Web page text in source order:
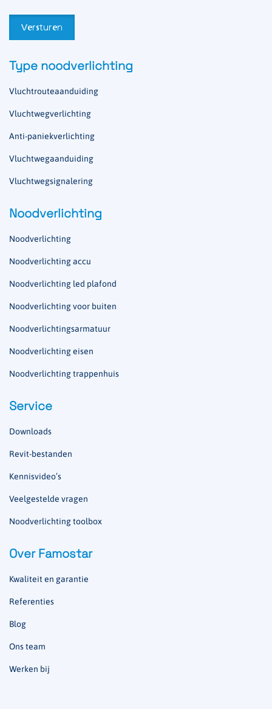
Type noodverlichting
Vluchtrouteaanduiding
Vluchtwegverlichting
Anti-paniekverlichting
Vluchtwegaanduiding
Vluchtwegsignalering
Noodverlichting
Noodverlichting
Noodverlichting accu
Noodverlichting led plafond
Noodverlichting voor buiten
Noodverlichtingsarmatuur
Noodverlichting eisen
Noodverlichting trappenhuis
Service
Downloads
Revit-bestanden
Kennisvideo’s
Veelgestelde vragen
Noodverlichting toolbox
Over Famostar
Kwaliteit en garantie
Referenties
Blog
Ons team
Werken bij